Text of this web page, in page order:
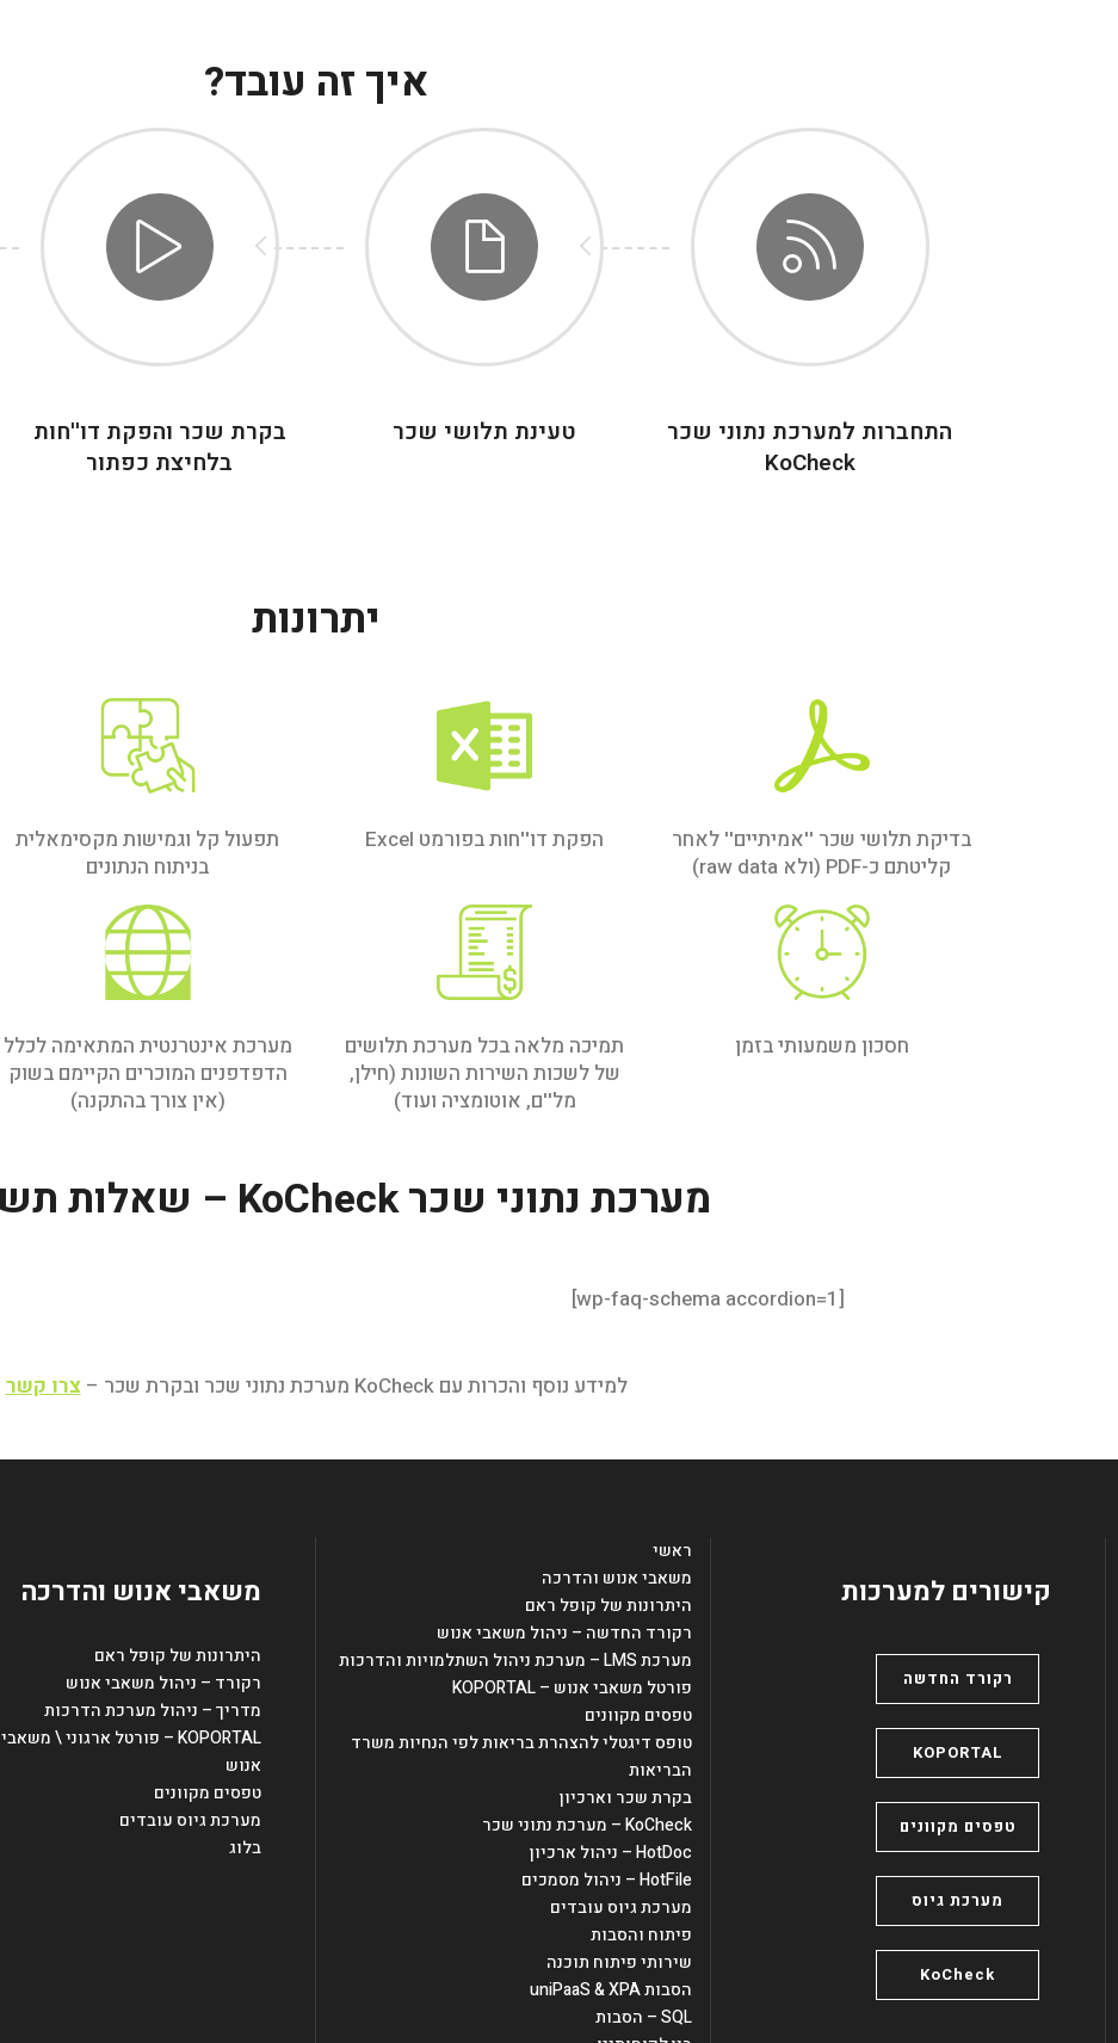
איך זה עובד?
התחברות למערכת נתוני שכר
KoCheck
טעינת תלושי שכר
בקרת שכר והפקת דו''חות
בלחיצת כפתור
יתרונות
תפעול קל וגמישות מקסימאלית
בניתוח הנתונים
הפקת דו''חות בפורמט Excel
בדיקת תלושי שכר ''אמיתיים'' לאחר
קליטתם כ-PDF (ולא raw data)
מערכת אינטרנטית המתאימה לכלל
הדפדפנים המוכרים הקיימם בשוק
(אין צורך בהתקנה)
תמיכה מלאה בכל מערכת תלושים
של לשכות השירות השונות (חילן,
מל''ם, אוטומציה ועוד)
חסכון משמעותי בזמן
מערכת נתוני שכר KoCheck – שאלות תשובות
[wp-faq-schema accordion=1]
למידע נוסף והכרות עם KoCheck מערכת נתוני שכר ובקרת שכר – צרו קשר
קישורים למערכות
רקורד החדשה
KOPORTAL
טפסים מקוונים
מערכת גיוס
KoCheck
ראשי
משאבי אנוש והדרכה
היתרונות של קופל ראם
רקורד החדשה – ניהול משאבי אנוש
מערכת LMS – מערכת ניהול השתלמויות והדרכות
פורטל משאבי אנוש – KOPORTAL
טפסים מקוונים
טופס דיגטלי להצהרת בריאות לפי הנחיות משרד
הבריאות
בקרת שכר וארכיון
KoCheck – מערכת נתוני שכר
HotDoc – ניהול ארכיון
HotFile – ניהול מסמכים
מערכת גיוס עובדים
פיתוח והסבות
שירותי פיתוח תוכנה
הסבות uniPaaS & XPA
SQL – הסבות
משאבי אנוש והדרכה
היתרונות של קופל ראם
רקורד – ניהול משאבי אנוש
מדריך – ניהול מערכת הדרכות
KOPORTAL – פורטל ארגוני \ משאבי
אנוש
טפסים מקוונים
מערכת גיוס עובדים
בלוג